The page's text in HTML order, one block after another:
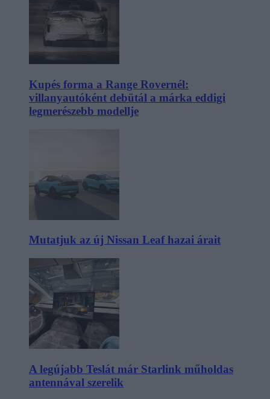
Kupés forma a Range Rovernél:
villanyautóként debütál a márka eddigi
legmerészebb modellje
Mutatjuk az új Nissan Leaf hazai árait
A legújabb Teslát már Starlink műholdas
antennával szerelik